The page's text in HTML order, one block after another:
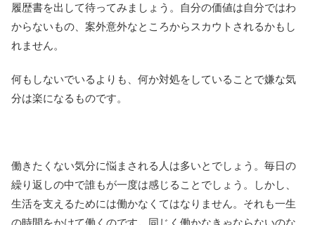
履歴書を出して待ってみましょう。自分の価値は自分ではわ
からないもの、案外意外なところからスカウトされるかもし
れません。
何もしないでいるよりも、何か対処をしていることで嫌な気
分は楽になるものです。
働きたくない気分に悩まされる人は多いとでしょう。毎日の
繰り返しの中で誰もが一度は感じることでしょう。しかし、
生活を支えるためには働かなくてはなりません。それも一生
の時間をかけて働くのです。同じく働かなきゃならないのな